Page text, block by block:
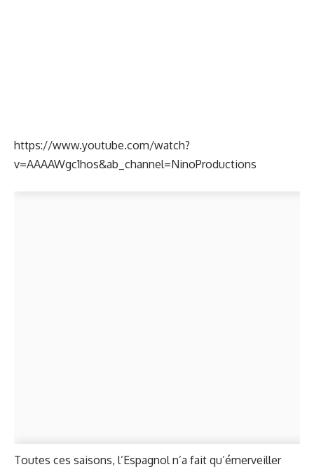
https://www.youtube.com/watch?
v=AAAAWgc1hos&ab_channel=NinoProductions
Toutes ces saisons, l’Espagnol n’a fait qu’émerveiller